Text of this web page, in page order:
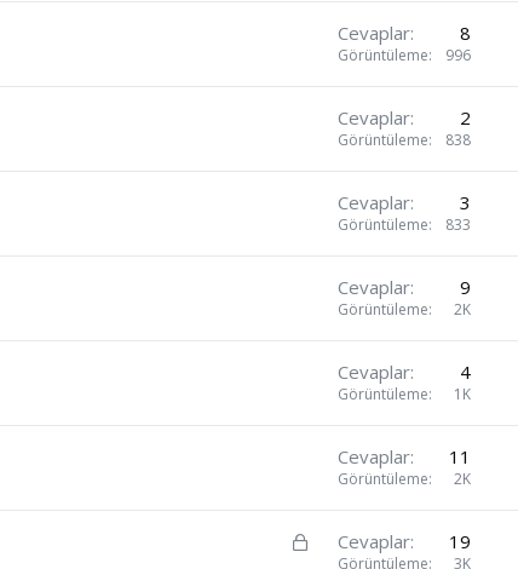
Cevaplar 8
Görüntüleme 996
Cevaplar 2
Görüntüleme 838
Cevaplar 3
Görüntüleme 833
Cevaplar 9
Görüntüleme 2K
Cevaplar 4
Görüntüleme 1K
Cevaplar 11
Görüntüleme 2K
K
Cevaplar 19
Görüntüleme 3K